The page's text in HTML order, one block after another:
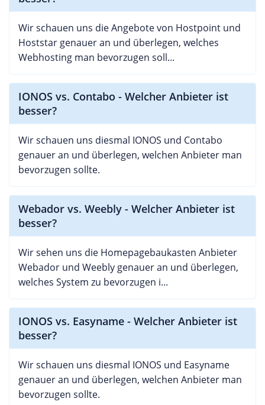
Wir schauen uns die Angebote von Hostpoint und
Hoststar genauer an und überlegen, welches
Webhosting man bevorzugen soll...
IONOS vs. Contabo - Welcher Anbieter ist
besser?
Wir schauen uns diesmal IONOS und Contabo
genauer an und überlegen, welchen Anbieter man
bevorzugen sollte.
Webador vs. Weebly - Welcher Anbieter ist
besser?
Wir sehen uns die Homepagebaukasten Anbieter
Webador und Weebly genauer an und überlegen,
welches System zu bevorzugen i...
IONOS vs. Easyname - Welcher Anbieter ist
besser?
Wir schauen uns diesmal IONOS und Easyname
genauer an und überlegen, welchen Anbieter man
bevorzugen sollte.